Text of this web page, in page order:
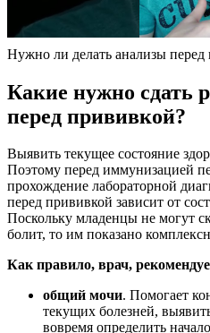
Нужно ли делать анализы перед
Какие нужно сдать
перед прививкой?
Выявить текущее состояние
Поэтому перед иммунизацией
прохождение лабораторной
перед прививкой зависит от
Поскольку младенцы не могут
болит, то им показано
Как правило, врач,
общий мочи. Помогает
текущих болезней,
вовремя определить